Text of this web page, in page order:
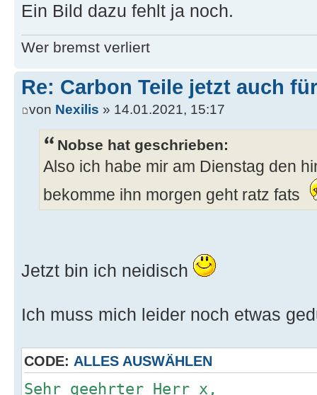
Ein Bild dazu fehlt ja noch.
Wer bremst verliert
Re: Carbon Teile jetzt auch
von Nexilis » 14.01.2021, 15:17
Nobse hat geschrieben:
Also ich habe mir am Dienstag den
bekomme ihn morgen geht ratz fats
Jetzt bin ich neidisch
Ich muss mich leider noch etwas
CODE: ALLES AUSWÄHLEN
Sehr geehrter Herr x,